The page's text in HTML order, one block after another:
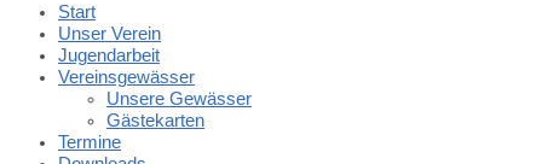
Start
Unser Verein
Jugendarbeit
Vereinsgewässer
Unsere Gewässer
Gästekarten
Termine